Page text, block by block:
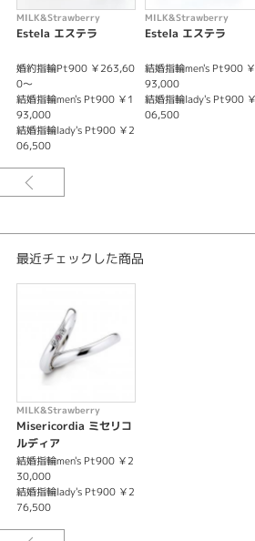
メンズ
Milk & Strawberry ミルク＆ストロベリー
【Misericordia】 ミセリコルディア －支えあ
緩やかなS字カーブでしっくりと馴染み程よいボ
リング（結婚指輪）。３石並んだメレダイヤが
いつまでも 出会った頃の気持ちを忘れずにいて
ンクダイヤに想いを込めて。 幸せな日々が訪
MILK&Strawberry
Estela エステラ
婚約指輪Pt900 ￥263,60
0〜
結婚指輪men's Pt900 ￥1
93,000
結婚指輪lady's Pt900 ￥2
06,500
MILK&Strawberry
Estela エステラ
結婚指輪men's Pt900
93,000
結婚指輪lady's Pt900
06,500
最近チェックした商品
MILK&Strawberry
Misericordia ミセリコ
ルディア
結婚指輪men's Pt900 ￥2
30,000
結婚指輪lady's Pt900 ￥2
76,500